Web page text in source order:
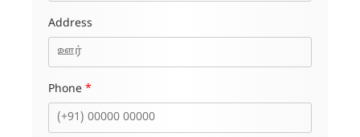
Address
Phone *